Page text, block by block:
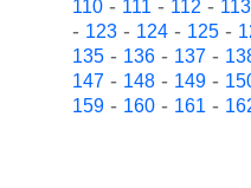
110- 111- 112- 113
- 123- 124- 125-
135- 136- 137-
147- 148- 149-
159- 160- 161-